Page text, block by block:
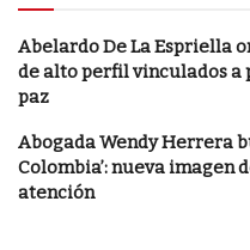
Abelardo De La Espriella
de alto perfil vinculados a
paz
Abogada Wendy Herrera
Colombia’: nueva imagen
atención